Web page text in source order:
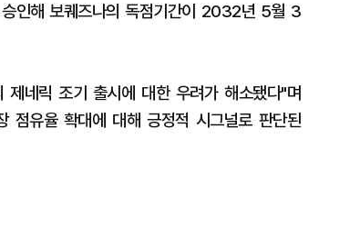
인해 보퀘즈나의 독점기간이 2032년 5월 3
네릭 조기 출시에 대한 우려가 해소됐다"며
점유율 확대에 대해 긍정적 시그널로 판단된